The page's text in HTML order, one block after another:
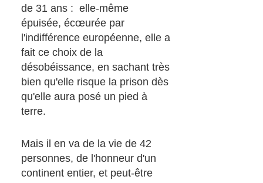
de 31 ans : elle-même
épuisée, écœurée par
l'indifférence européenne, elle a
fait ce choix de la
désobéissance, en sachant très
bien qu'elle risque la prison dès
qu'elle aura posé un pied à
terre.
Mais il en va de la vie de 42
personnes, de l'honneur d'un
continent entier, et peut-être